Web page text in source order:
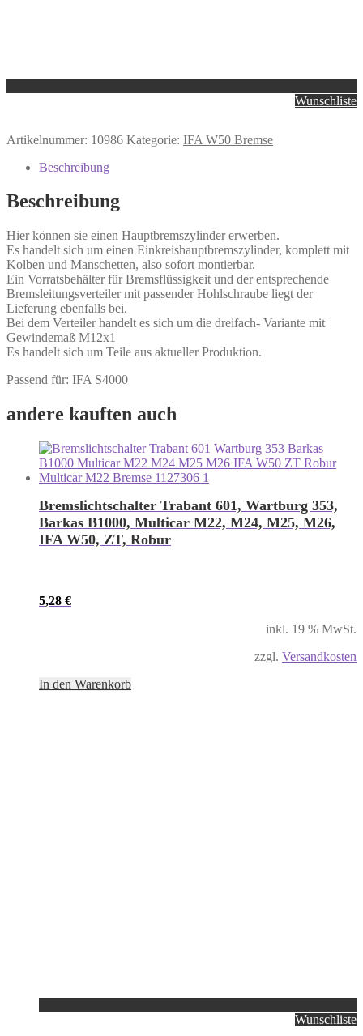
Wunschliste
Artikelnummer: 10986 Kategorie: IFA W50 Bremse
Beschreibung
Beschreibung
Hier können sie einen Hauptbremszylinder erwerben.
Es handelt sich um einen Einkreishauptbremszylinder, komplett mit
Kolben und Manschetten, also sofort montierbar.
Ein Vorratsbehälter für Bremsflüssigkeit und der entsprechende
Bremsleitungsverteiler mit passender Hohlschraube liegt der
Lieferung ebenfalls bei.
Bei dem Verteiler handelt es sich um die dreifach- Variante mit
Gewindemaß M12x1
Es handelt sich um Teile aus aktueller Produktion.
Passend für: IFA S4000
andere kauften auch
Bremslichtschalter Trabant 601, Wartburg 353,
Barkas B1000, Multicar M22, M24, M25, M26,
IFA W50, ZT, Robur
5,28 €
inkl. 19 % MwSt.
zzgl. Versandkosten
In den Warenkorb
Wunschliste